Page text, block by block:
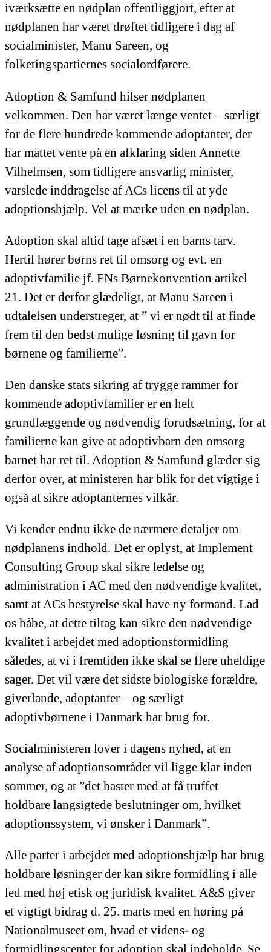
iværksætte en nødplan offentliggjort, efter at
nødplanen har været drøftet tidligere i dag af
socialminister, Manu Sareen, og
folketingspartiernes socialordførere.
Adoption & Samfund hilser nødplanen
velkommen. Den har været længe ventet – særligt
for de flere hundrede kommende adoptanter, der
har måttet vente på en afklaring siden Annette
Vilhelmsen, som tidligere ansvarlig minister,
varslede inddragelse af ACs licens til at yde
adoptionshjælp. Vel at mærke uden en nødplan.
Adoption skal altid tage afsæt i en barns tarv.
Hertil hører børns ret til omsorg og evt. en
adoptivfamilie jf. FNs Børnekonvention artikel
21. Det er derfor glædeligt, at Manu Sareen i
udtalelsen understreger, at ” vi er nødt til at finde
frem til den bedst mulige løsning til gavn for
børnene og familierne”.
Den danske stats sikring af trygge rammer for
kommende adoptivfamilier er en helt
grundlæggende og nødvendig forudsætning, for at
familierne kan give at adoptivbarn den omsorg
barnet har ret til. Adoption & Samfund glæder sig
derfor over, at ministeren har blik for det vigtige i
også at sikre adoptanternes vilkår.
Vi kender endnu ikke de nærmere detaljer om
nødplanens indhold. Det er oplyst, at Implement
Consulting Group skal sikre ledelse og
administration i AC med den nødvendige kvalitet,
samt at ACs bestyrelse skal have ny formand. Lad
os håbe, at dette tiltag kan sikre den nødvendige
kvalitet i arbejdet med adoptionsformidling
således, at vi i fremtiden ikke skal se flere uheldige
sager. Det vil være det sidste biologiske forældre,
giverlande, adoptanter – og særligt
adoptivbørnene i Danmark har brug for.
Socialministeren lover i dagens nyhed, at en
analyse af adoptionsområdet vil ligge klar inden
sommer, og at ”det haster med at få truffet
holdbare langsigtede beslutninger om, hvilket
adoptionssystem, vi ønsker i Danmark”.
Alle parter i arbejdet med adoptionshjælp har brug
holdbare løsninger der kan sikre formidling i alle
led med høj etisk og juridisk kvalitet. A&S giver
et vigtigt bidrag d. 25. marts med en høring på
Nationalmuseet om, hvad et videns- og